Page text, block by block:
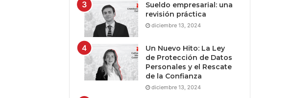
Sueldo empresarial: una
revisión práctica
diciembre 13, 2024
Un Nuevo Hito: La Ley
de Protección de Datos
Personales y el Rescate
de la Confianza
diciembre 13, 2024